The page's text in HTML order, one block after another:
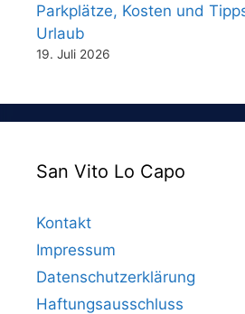
Parkplätze, Kosten und
Urlaub
19. Juli 2026
San Vito Lo Capo
Kontakt
Impressum
Datenschutzerklärung
Haftungsausschluss